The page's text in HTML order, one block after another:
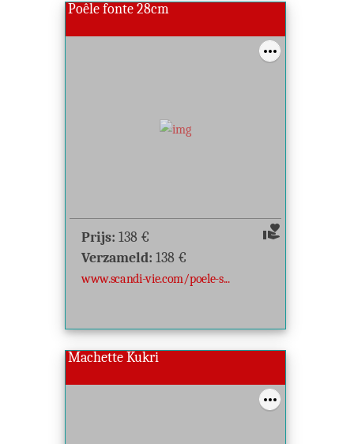
Poêle fonte 28cm
volunteer_activism
Prijs: 138 €
Verzameld: 138 €
www.scandi-vie.com/poele-s...
Machette Kukri